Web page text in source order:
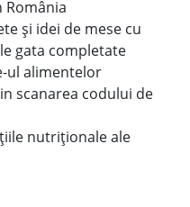
România
și idei de mese cu
gata completate
ul alimentelor
scanarea codului de
nutriționale ale